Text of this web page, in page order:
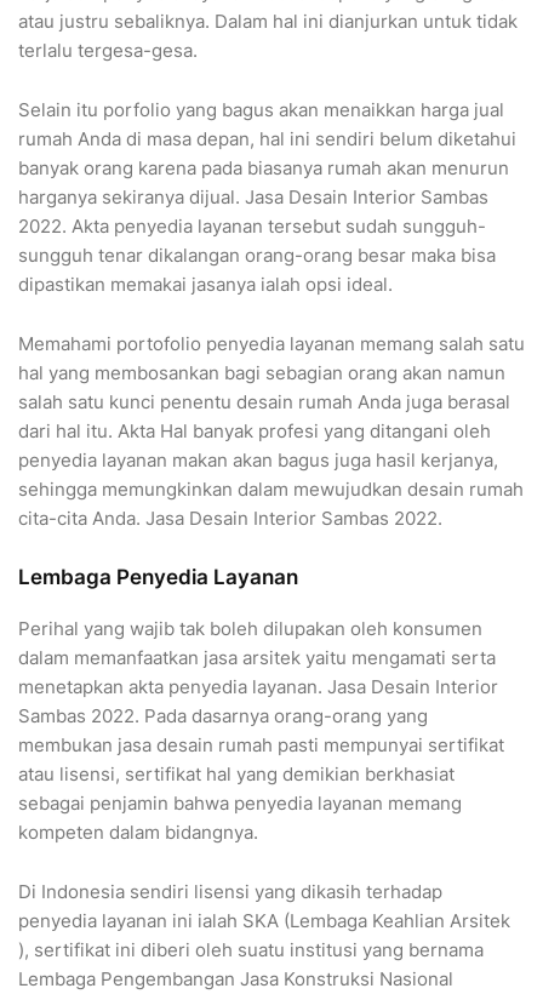
atau justru sebaliknya. Dalam hal ini dianjurkan untuk tidak
terlalu tergesa-gesa.
Selain itu porfolio yang bagus akan menaikkan harga jual
rumah Anda di masa depan, hal ini sendiri belum diketahui
banyak orang karena pada biasanya rumah akan menurun
harganya sekiranya dijual. Jasa Desain Interior Sambas
2022. Akta penyedia layanan tersebut sudah sungguh-
sungguh tenar dikalangan orang-orang besar maka bisa
dipastikan memakai jasanya ialah opsi ideal.
Memahami portofolio penyedia layanan memang salah satu
hal yang membosankan bagi sebagian orang akan namun
salah satu kunci penentu desain rumah Anda juga berasal
dari hal itu. Akta Hal banyak profesi yang ditangani oleh
penyedia layanan makan akan bagus juga hasil kerjanya,
sehingga memungkinkan dalam mewujudkan desain rumah
cita-cita Anda. Jasa Desain Interior Sambas 2022.
Lembaga Penyedia Layanan
Perihal yang wajib tak boleh dilupakan oleh konsumen
dalam memanfaatkan jasa arsitek yaitu mengamati serta
menetapkan akta penyedia layanan. Jasa Desain Interior
Sambas 2022. Pada dasarnya orang-orang yang
membukan jasa desain rumah pasti mempunyai sertifikat
atau lisensi, sertifikat hal yang demikian berkhasiat
sebagai penjamin bahwa penyedia layanan memang
kompeten dalam bidangnya.
Di Indonesia sendiri lisensi yang dikasih terhadap
penyedia layanan ini ialah SKA (Lembaga Keahlian Arsitek
), sertifikat ini diberi oleh suatu institusi yang bernama
Lembaga Pengembangan Jasa Konstruksi Nasional